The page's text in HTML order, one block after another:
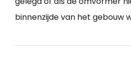
binnenzijde van het gebouw